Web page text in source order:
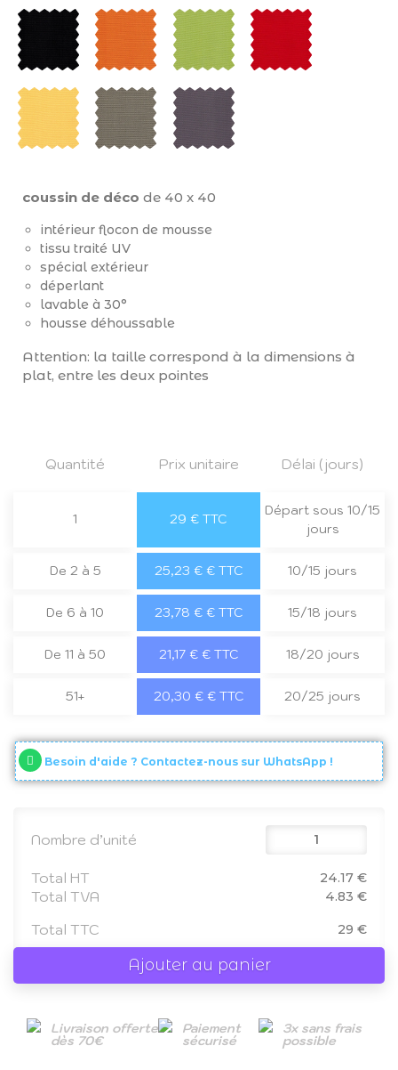
coussin de déco de 40 x 40
intérieur flocon de mousse
tissu traité UV
spécial extérieur
déperlant
lavable à 30°
housse déhoussable
Attention: la taille correspond à la dimensions à
plat, entre les deux pointes
Quantité Prix unitaire Délai (jours)
1 29 € TTC
Départ sous 10/15
jours
De 2 à 5 25,23 € € TTC 10/15 jours
De 6 à 10 23,78 € € TTC 15/18 jours
De 11 à 50 21,17 € € TTC 18/20 jours
51+ 20,30 € € TTC 20/25 jours
Besoin d'aide ? Contactez-nous sur WhatsApp !
Nombre d’unité
Total HT 24.17 €
Total TVA 4.83 €
Total TTC 29 €
Ajouter au panier
Livraison offerte
dès 70€
Paiement
sécurisé
3x sans frais
possible